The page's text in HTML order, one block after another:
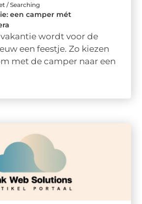
/ Searching
een camper mét
wordt voor de
een feestje. Zo kiezen
met de camper naar een